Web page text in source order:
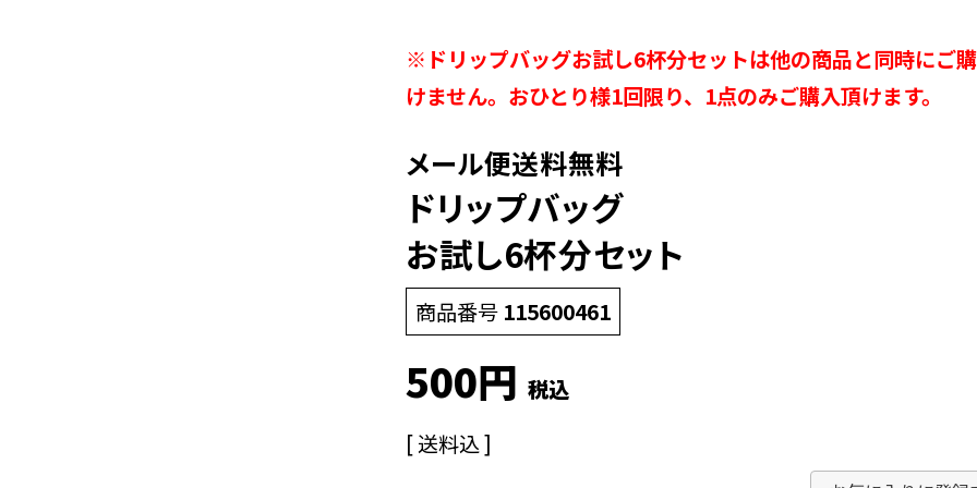
※ドリップバッグお試し6杯分セットは他の商品と同時にご
けません。おひとり様1回限り、1点のみご購入頂けます。
メール便送料無料
ドリップバッグ
お試し6杯分セット
商品番号 115600461
500
税込
送料込